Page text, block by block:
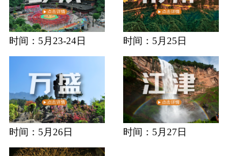
时间：5月23-24日 时间：5月25日
时间：5月26日 时间：5月27日